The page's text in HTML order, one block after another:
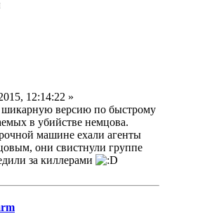
12:14:22 »
шикарную версию по быстрому
в убийстве немцова.
машине ехали агенты
они свистнули группе
за киллерами